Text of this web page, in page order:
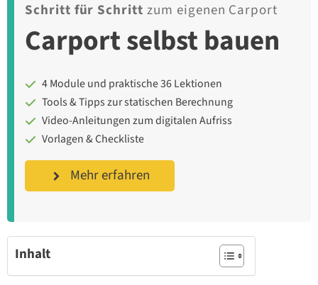
Schritt für Schritt zum eigenen Carport
Carport selbst bauen
4 Module und praktische 36 Lektionen
Tools & Tipps zur statischen Berechnung
Video-Anleitungen zum digitalen Aufriss
Vorlagen & Checkliste
Mehr erfahren
Inhalt